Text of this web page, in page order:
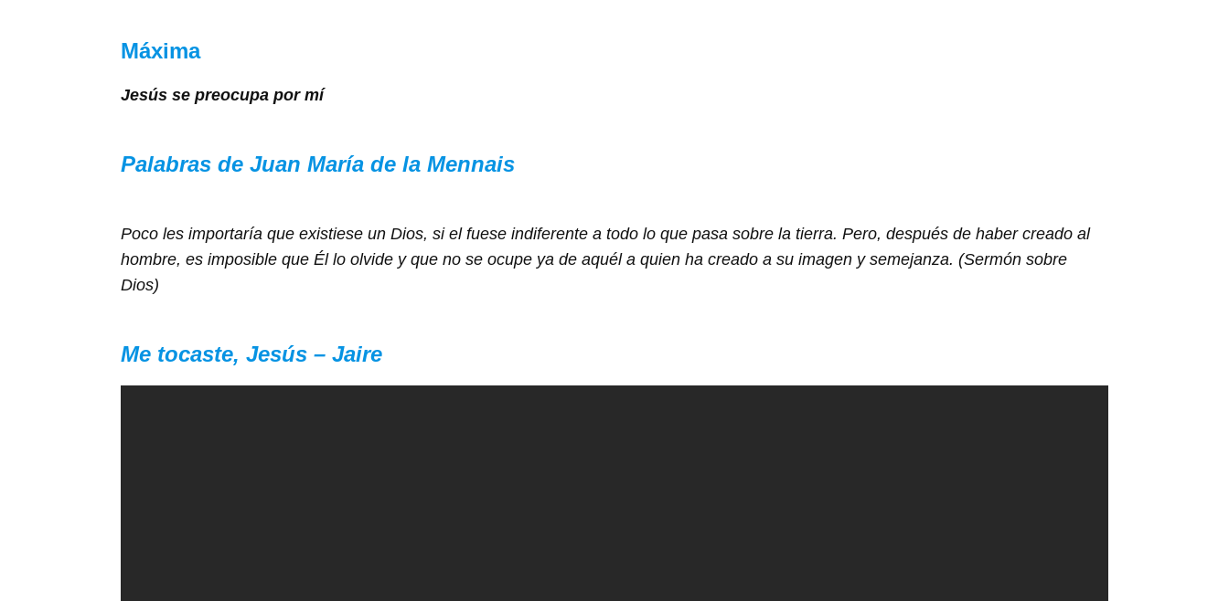
Máxima
Jesús se preocupa por mí
Palabras de Juan María de la Mennais
Poco les importaría que existiese un Dios, si el fuese indiferente a todo lo que pasa sobre la tierra. Pero, después de haber creado al
hombre, es imposible que Él lo olvide y que no se ocupe ya de aquél a quien ha creado a su imagen y semejanza. (Sermón sobre
Dios)
Me tocaste, Jesús – Jaire